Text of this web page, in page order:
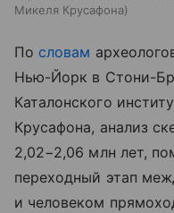
Микеля Крусафона
По словам
Нью-Йорк в Стони-
Каталонского
Крусафона, анализ
2,02−2,06 млн лет,
переходный этап
и человеком